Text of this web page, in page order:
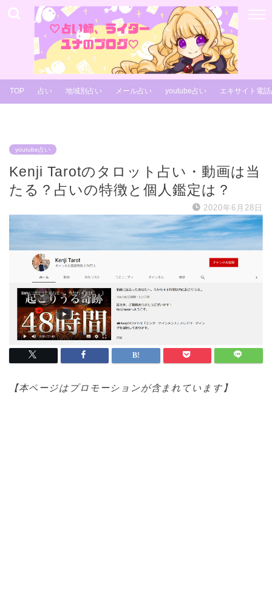
TOP 占い 地域別占い メール占い youtube占い エキサイト電
youtube占い
Kenji Tarotのタロット占い・動画は当
たる？占いの特徴と個人鑑定は？
2020年6月28日
【本ページはプロモーションが含まれています】